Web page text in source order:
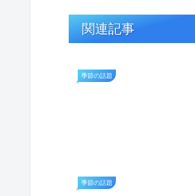
関連記事
季節の話題
季節の話題